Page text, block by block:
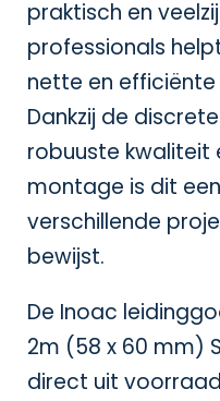
praktisch en
professionals
nette en
Dankzij de
robuuste kwaliteit
montage is dit
verschillende
bewijst.
De Inoac
2m (58 x 60 mm)
direct uit